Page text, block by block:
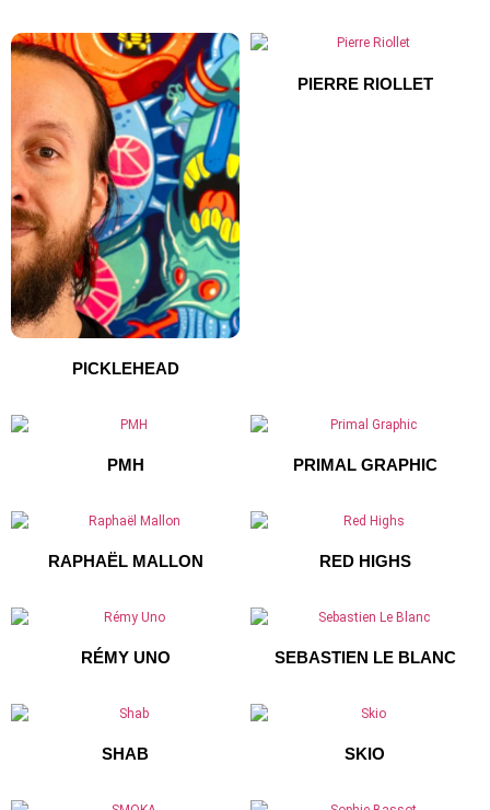
PICKLEHEAD
PIERRE RIOLLET
PMH PRIMAL GRAPHIC
RAPHAËL MALLON RED HIGHS
RÉMY UNO SEBASTIEN LE BLANC
SHAB SKIO